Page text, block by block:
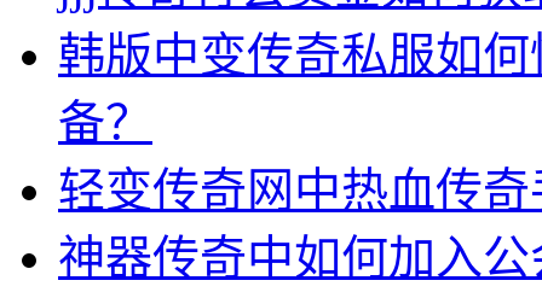
韩版中变传奇私服如
备？
轻变传奇网中热血传
神器传奇中如何加入公